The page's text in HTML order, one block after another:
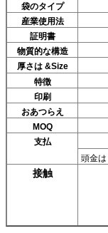
袋のタイプ
産業使用法
証明書
物質的な構造
厚さは &Size
特徴
印刷
おあつらえ
MOQ
支払
頭金は
接触